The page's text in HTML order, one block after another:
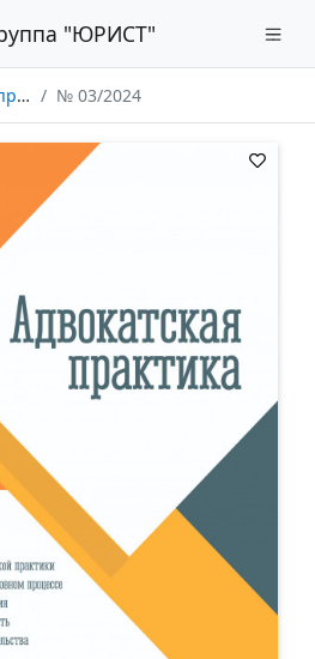
"ЮРИСТ"
№ 03/2024